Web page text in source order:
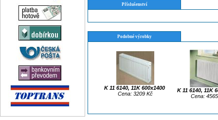
Příslušenství
Podobné výrobky
K 11 6140, 11K 600x1400
Cena: 3209 Kč
K 11 6140, 11K
Cena: